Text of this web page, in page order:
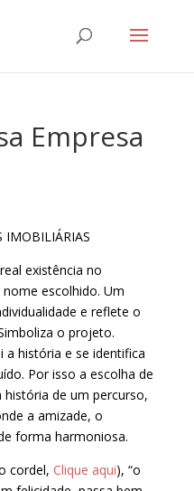
Empresa
IMOBILIÁRIAS
existência no
escolhido. Um
e reflete o
o projeto.
a história e se identifica
Por isso a escolha de
história de um percurso,
a amizade, o
forma harmoniosa.
cordel, Clique aqui), “o